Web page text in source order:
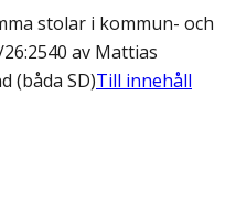
stolar i kommun- och
av Mattias
(båda SD)Till innehåll